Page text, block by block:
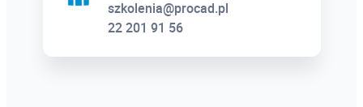
szkolenia@procad.pl
22 201 91 56